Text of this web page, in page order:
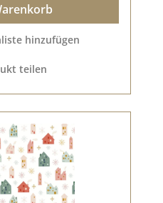
hinzufügen
teilen